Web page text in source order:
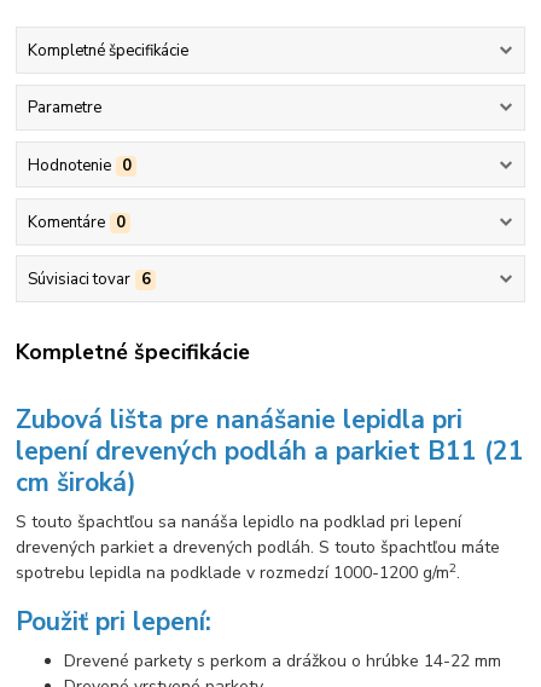
Kompletné špecifikácie
Parametre
Hodnotenie 0
Komentáre 0
Súvisiaci tovar 6
Kompletné špecifikácie
Zubová lišta pre nanášanie lepidla pri
lepení drevených podláh a parkiet B11 (21
cm široká)
S touto špachtľou sa nanáša lepidlo na podklad pri lepení
drevených parkiet a drevených podláh. S touto špachtľou máte
spotrebu lepidla na podklade v rozmedzí 1000-1200 g/m2.
Použiť pri lepení:
Drevené parkety s perkom a drážkou o hrúbke 14-22 mm